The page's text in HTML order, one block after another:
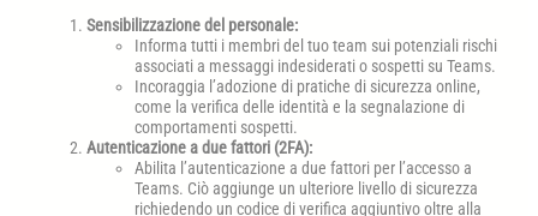
Sensibilizzazione del personale:
Informa tutti i membri del tuo team sui potenziali rischi
associati a messaggi indesiderati o sospetti su Teams.
Incoraggia l’adozione di pratiche di sicurezza online,
come la verifica delle identità e la segnalazione di
comportamenti sospetti.
Autenticazione a due fattori (2FA):
Abilita l’autenticazione a due fattori per l’accesso a
Teams. Ciò aggiunge un ulteriore livello di sicurezza
richiedendo un codice di verifica aggiuntivo oltre alla